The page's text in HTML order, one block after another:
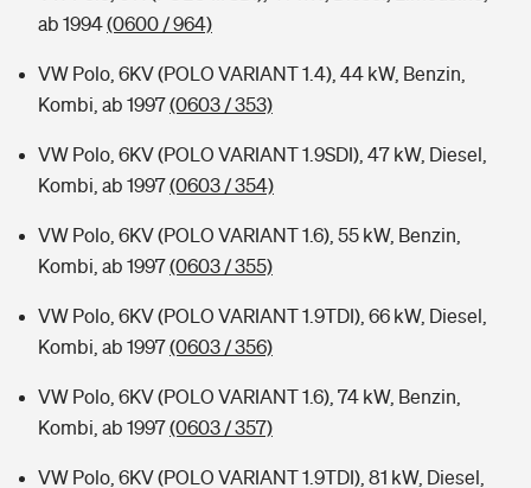
ab 1994(0600 / 964)
VW Polo, 6KV (POLO VARIANT 1.4), 44 kW, Benzin,
Kombi, ab 1997(0603 / 353)
VW Polo, 6KV (POLO VARIANT 1.9SDI), 47 kW, Diesel,
Kombi, ab 1997(0603 / 354)
VW Polo, 6KV (POLO VARIANT 1.6), 55 kW, Benzin,
Kombi, ab 1997(0603 / 355)
VW Polo, 6KV (POLO VARIANT 1.9TDI), 66 kW, Diesel,
Kombi, ab 1997(0603 / 356)
VW Polo, 6KV (POLO VARIANT 1.6), 74 kW, Benzin,
Kombi, ab 1997(0603 / 357)
VW Polo, 6KV (POLO VARIANT 1.9TDI), 81 kW, Diesel,